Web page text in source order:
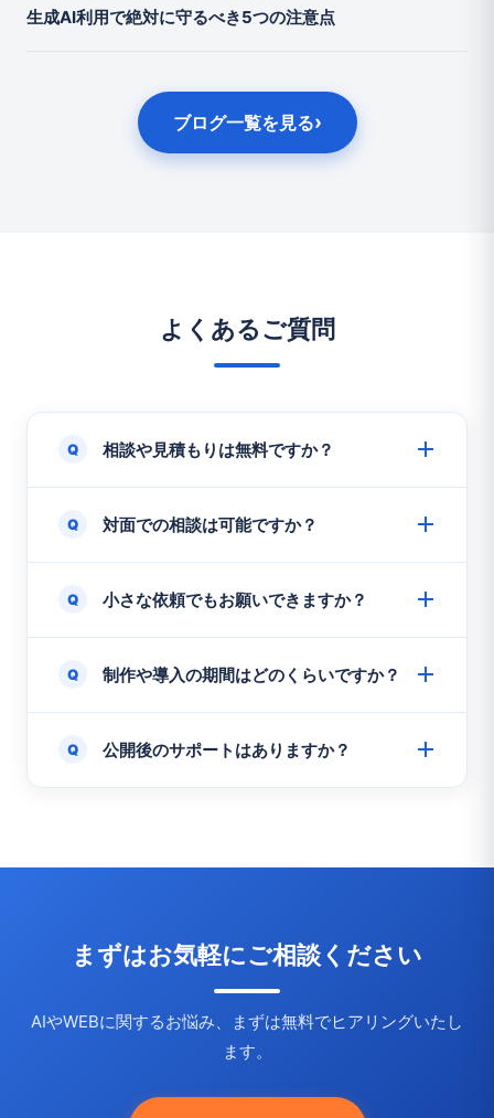
生成AI利用で絶対に守るべき5つの注意点
ブログ一覧を見る›
よくあるご質問
Q 相談や見積もりは無料ですか？ +
Q 対面での相談は可能ですか？ +
Q 小さな依頼でもお願いできますか？ +
Q 制作や導入の期間はどのくらいですか？ +
Q 公開後のサポートはありますか？ +
まずはお気軽にご相談ください
AIやWEBに関するお悩み、まずは無料でヒアリングいたし
ます。